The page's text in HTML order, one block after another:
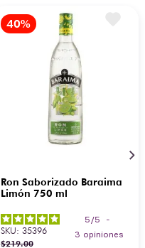
Ron Saborizado Baraima
Limón 750 ml
5 /5
-
3 opiniones
SKU: 35396
$219.00